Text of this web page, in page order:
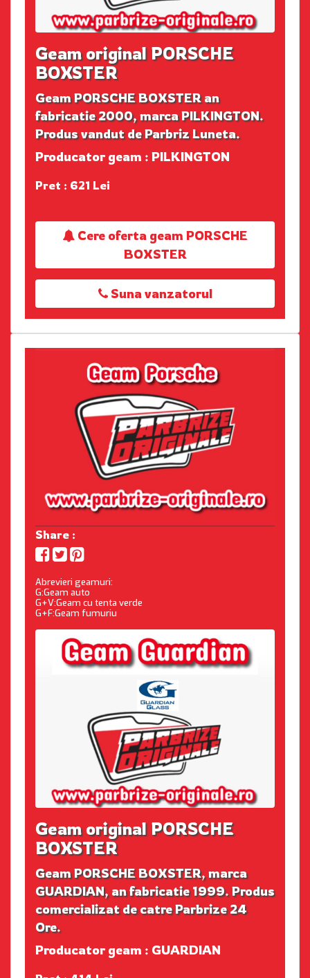
Geam original PORSCHE
BOXSTER
Geam PORSCHE BOXSTER an
fabricatie 2000, marca PILKINGTON.
Produs vandut de Parbriz Luneta.
Producator geam : PILKINGTON
Pret : 621 Lei
Cere oferta geam PORSCHE
BOXSTER
Suna vanzatorul
Share :
Abrevieri geamuri:
G:Geam auto
G+V:Geam cu tenta verde
G+F:Geam fumuriu
Geam original PORSCHE
BOXSTER
Geam PORSCHE BOXSTER, marca
GUARDIAN, an fabricatie 1999. Produs
comercializat de catre Parbrize 24
Ore.
Producator geam : GUARDIAN